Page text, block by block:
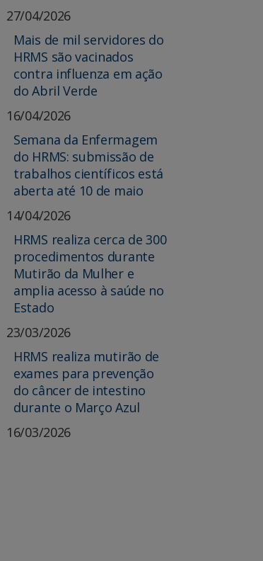
27/04/2026
Mais de mil servidores do
HRMS são vacinados
contra influenza em ação
do Abril Verde
16/04/2026
Semana da Enfermagem
do HRMS: submissão de
trabalhos científicos está
aberta até 10 de maio
14/04/2026
HRMS realiza cerca de 300
procedimentos durante
Mutirão da Mulher e
amplia acesso à saúde no
Estado
23/03/2026
HRMS realiza mutirão de
exames para prevenção
do câncer de intestino
durante o Março Azul
16/03/2026